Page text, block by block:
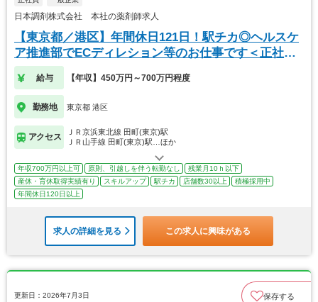
日本調剤株式会社 本社の薬剤師求人
【東京都／港区】年間休日121日！駅チカ◎ヘルスケ
ア推進部でECディレション等のお仕事です＜正社員
＞
給与 【年収】450万円～700万円程度
勤務地 東京都 港区
アクセス
ＪＲ京浜東北線 田町(東京)駅
ＪＲ山手線 田町(東京)駅…ほか
年収700万円以上可 原則、引越しを伴う転勤なし
残業月10ｈ以下
産休・育休取得実績有り
スキルアップ 駅チカ 店舗数30以上
積極採用中
年間休日120日以上
求人の詳細を見る この求人に興味がある
更新日：2026年7月3日 保存する